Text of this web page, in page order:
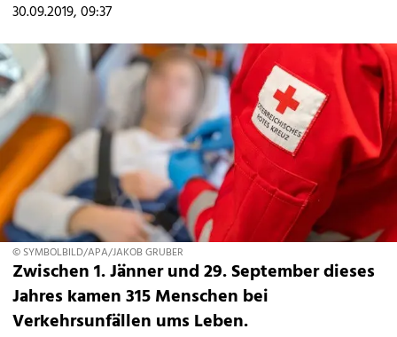
30.09.2019, 09:37
© SYMBOLBILD/APA/JAKOB GRUBER
Zwischen 1. Jänner und 29. September dieses
Jahres kamen 315 Menschen bei
Verkehrsunfällen ums Leben.